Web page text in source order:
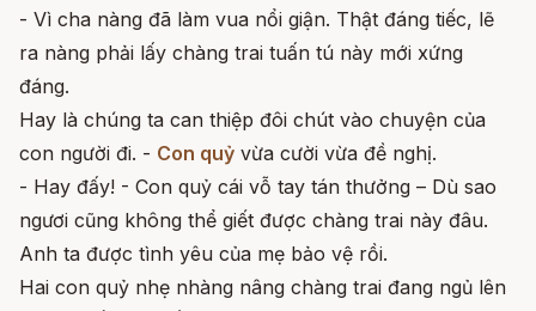
- Vì cha nàng đã làm vua nổi giận. Thật đáng tiếc, lẽ
ra nàng phải lấy chàng trai tuấn tú này mới xứng
đáng.
Hay là chúng ta can thiệp đôi chút vào chuyện của
con người đi. - Con quỷ vừa cười vừa đề nghị.
- Hay đấy! - Con quỷ cái vỗ tay tán thưởng – Dù sao
ngươi cũng không thể giết được chàng trai này đâu.
Anh ta được tình yêu của mẹ bảo vệ rồi.
Hai con quỷ nhẹ nhàng nâng chàng trai đang ngủ lên